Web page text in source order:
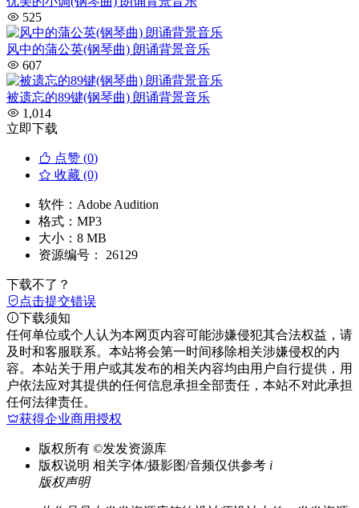
525
风中的蒲公英(钢琴曲) 朗诵背景音乐
607
被遗忘的89键(钢琴曲) 朗诵背景音乐
1,014
立即下载
点赞 (0)
收藏 (0)
软件： Adobe Audition
格式： MP3
大小： 8 MB
资源编号： 26129
下载不了？
点击提交错误
下载须知
任何单位或个人认为本网页内容可能涉嫌侵犯其合法权益，请
及时和客服联系。本站将会第一时间移除相关涉嫌侵权的内
容。本站关于用户或其发布的相关内容均由用户自行提供，用
户依法应对其提供的任何信息承担全部责任，本站不对此承担
任何法律责任。
获得企业商用授权
版权所有 ©发发资源库
版权说明 相关字体/摄影图/音频仅供参考 i
版权声明